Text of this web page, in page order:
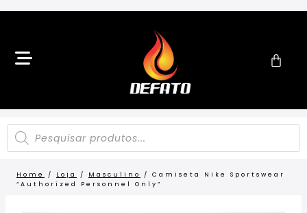
Home / Loja / Masculino /
Camiseta Nike Sportswear
“Authorized Personnel Only”